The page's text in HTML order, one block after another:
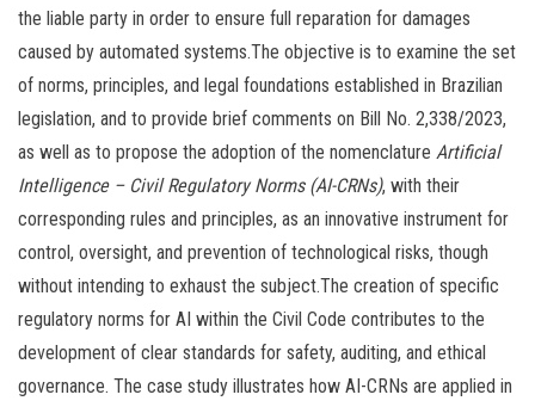
the liable party in order to ensure full reparation for damages
caused by automated systems.The objective is to examine the set
of norms, principles, and legal foundations established in Brazilian
legislation, and to provide brief comments on Bill No. 2,338/2023,
as well as to propose the adoption of the nomenclature Artificial
Intelligence – Civil Regulatory Norms (AI-CRNs), with their
corresponding rules and principles, as an innovative instrument for
control, oversight, and prevention of technological risks, though
without intending to exhaust the subject.The creation of specific
regulatory norms for AI within the Civil Code contributes to the
development of clear standards for safety, auditing, and ethical
governance. The case study illustrates how AI-CRNs are applied in